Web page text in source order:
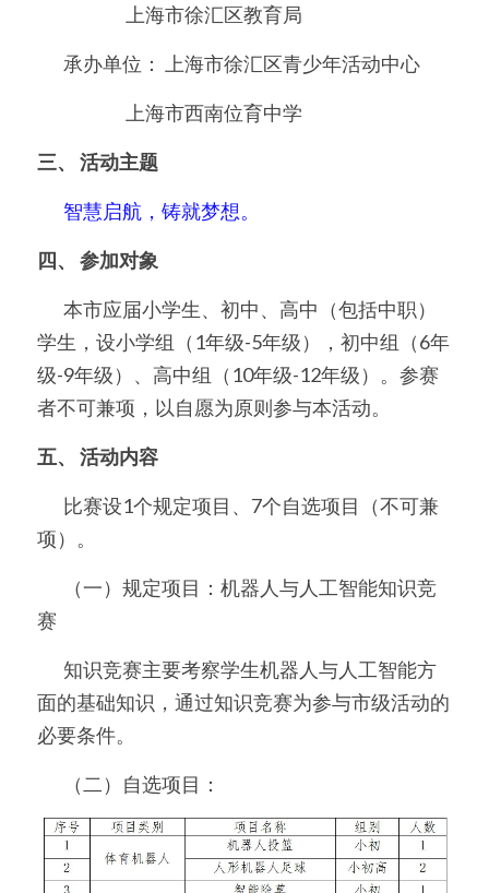
	                   上海市徐汇区教育局
	承办单位： 上海市徐汇区青少年活动中心
	                   上海市西南位育中学
三、 活动主题
	智慧启航，铸就梦想。
四、 参加对象
学生，设小学组（1年级-5年级），初中组（6年
级-9年级）、高中组（10年级-12年级）。参赛
者不可兼项，以自愿为原则参与本活动。
五、 活动内容
项）。
赛
面的基础知识，通过知识竞赛为参与市级活动的
必要条件。
	（二）自选项目：